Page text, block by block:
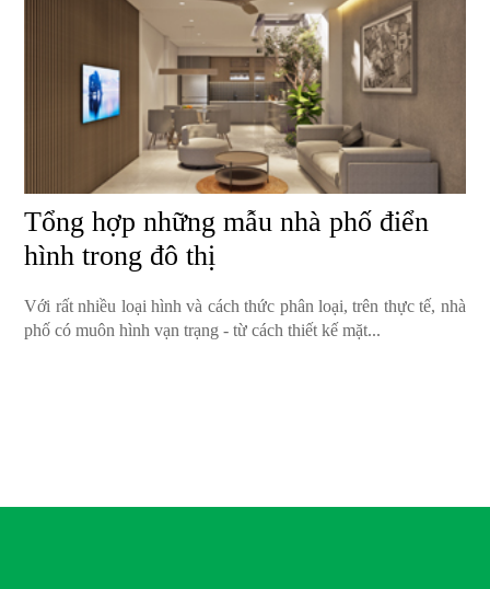
Tổng hợp những mẫu nhà phố điển
hình trong đô thị
Với rất nhiều loại hình và cách thức phân loại, trên thực tế, nhà
phố có muôn hình vạn trạng - từ cách thiết kế mặt...